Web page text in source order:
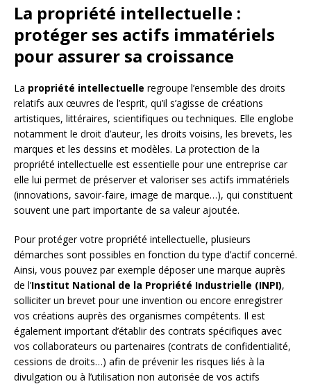
La propriété intellectuelle :
protéger ses actifs immatériels
pour assurer sa croissance
La propriété intellectuelle regroupe l’ensemble des droits
relatifs aux œuvres de l’esprit, qu’il s’agisse de créations
artistiques, littéraires, scientifiques ou techniques. Elle englobe
notamment le droit d’auteur, les droits voisins, les brevets, les
marques et les dessins et modèles. La protection de la
propriété intellectuelle est essentielle pour une entreprise car
elle lui permet de préserver et valoriser ses actifs immatériels
(innovations, savoir-faire, image de marque…), qui constituent
souvent une part importante de sa valeur ajoutée.
Pour protéger votre propriété intellectuelle, plusieurs
démarches sont possibles en fonction du type d’actif concerné.
Ainsi, vous pouvez par exemple déposer une marque auprès
de l’Institut National de la Propriété Industrielle (INPI),
solliciter un brevet pour une invention ou encore enregistrer
vos créations auprès des organismes compétents. Il est
également important d’établir des contrats spécifiques avec
vos collaborateurs ou partenaires (contrats de confidentialité,
cessions de droits…) afin de prévenir les risques liés à la
divulgation ou à l’utilisation non autorisée de vos actifs